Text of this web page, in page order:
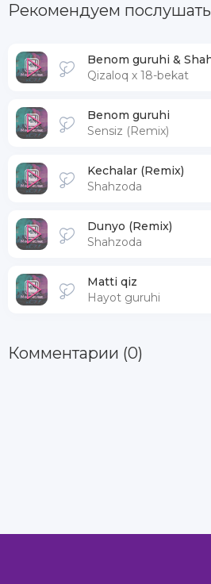
Рекомендуем послушать
Qizaloq х 18-bekat
Benom guruhi
Sensiz (Remix)
Kechalar (Remix)
Shahzoda
Dunyo (Remix)
Shahzoda
Matti qiz
Hayot guruhi
Комментарии (0)